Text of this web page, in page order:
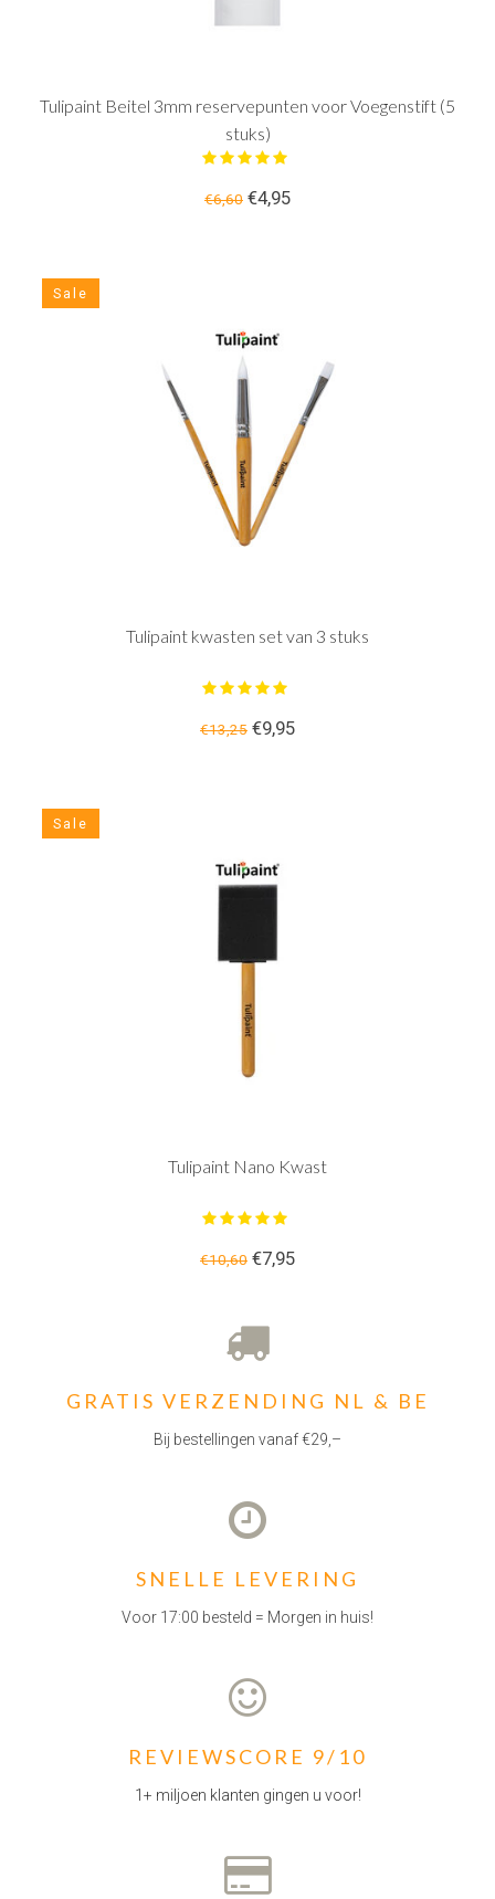
Tulipaint Beitel 3mm reservepunten voor Voegenstift (5
stuks)
€6,60 €4,95
Sale
Tulipaint kwasten set van 3 stuks
€13,25 €9,95
Sale
Tulipaint Nano Kwast
€10,60 €7,95
GRATIS VERZENDING NL & BE
Bij bestellingen vanaf €29,–
SNELLE LEVERING
Voor 17:00 besteld = Morgen in huis!
REVIEWSCORE 9/10
1+ miljoen klanten gingen u voor!